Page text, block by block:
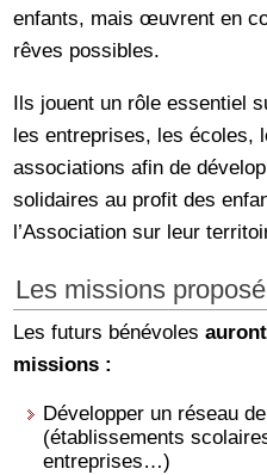
enfants, mais œuvrent en
rêves possibles.
Ils jouent un rôle essentiel
les entreprises, les écoles,
associations afin de
solidaires au profit des
l’Association sur leur
Les missions
Les futurs bénévoles
missions :
Développer un réseau
(établissements
entreprises…)